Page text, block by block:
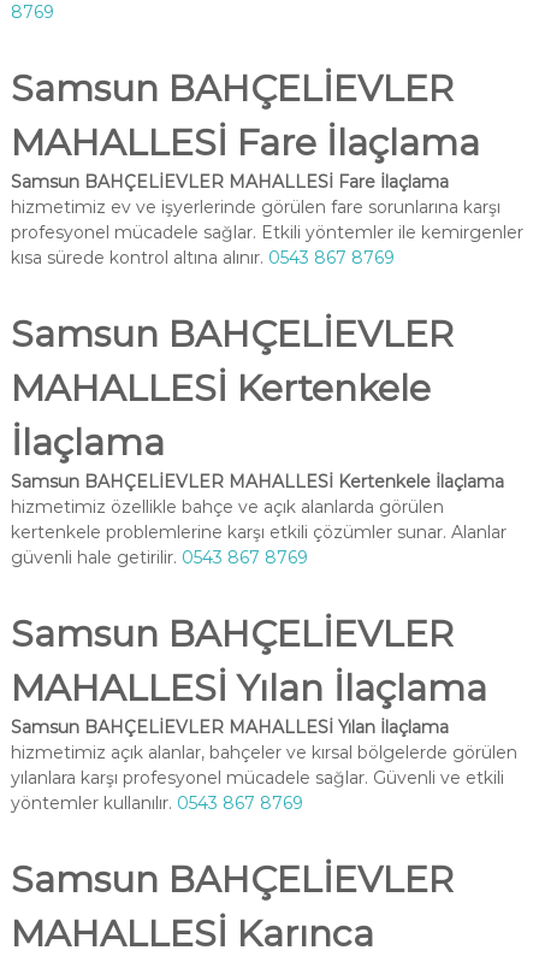
8769
Samsun BAHÇELİEVLER
MAHALLESİ Fare İlaçlama
Samsun BAHÇELİEVLER MAHALLESİ Fare İlaçlama
hizmetimiz ev ve işyerlerinde görülen fare sorunlarına karşı
profesyonel mücadele sağlar. Etkili yöntemler ile kemirgenler
kısa sürede kontrol altına alınır. 0543 867 8769
Samsun BAHÇELİEVLER
MAHALLESİ Kertenkele
İlaçlama
Samsun BAHÇELİEVLER MAHALLESİ Kertenkele İlaçlama
hizmetimiz özellikle bahçe ve açık alanlarda görülen
kertenkele problemlerine karşı etkili çözümler sunar. Alanlar
güvenli hale getirilir. 0543 867 8769
Samsun BAHÇELİEVLER
MAHALLESİ Yılan İlaçlama
Samsun BAHÇELİEVLER MAHALLESİ Yılan İlaçlama
hizmetimiz açık alanlar, bahçeler ve kırsal bölgelerde görülen
yılanlara karşı profesyonel mücadele sağlar. Güvenli ve etkili
yöntemler kullanılır. 0543 867 8769
Samsun BAHÇELİEVLER
MAHALLESİ Karınca